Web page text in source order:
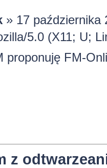
» 17 października
5.0 (X11; U;
proponuję FM-
z